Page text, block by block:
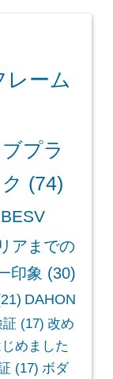
レーム
プラ
(74)
BESV
アまでの
印象 (30)
DAHON
証 (17) 改め
めました
(17) ボダ